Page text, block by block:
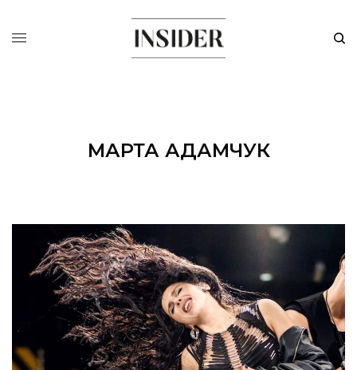
МАРТА АДАМЧУК